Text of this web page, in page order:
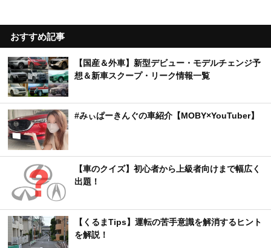
おすすめ記事
【国産＆外車】新型デビュー・モデルチェンジ予
想＆新車スクープ・リーク情報一覧
#みぃぱーきんぐの車紹介【MOBY×YouTuber】
【車のクイズ】初心者から上級者向けまで幅広く
出題！
【くるまTips】運転の苦手意識を解消するヒント
を解説！